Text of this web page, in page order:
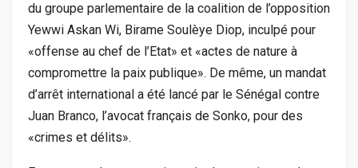
du groupe parlementaire de la coalition de l’opposition
Yewwi Askan Wi, Birame Soulèye Diop, inculpé pour
«offense au chef de l’Etat» et «actes de nature à
compromettre la paix publique». De même, un mandat
d’arrêt international a été lancé par le Sénégal contre
Juan Branco, l’avocat français de Sonko, pour des
«crimes et délits».